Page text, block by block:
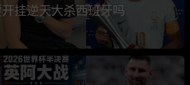
挂逆天大杀西班牙吗